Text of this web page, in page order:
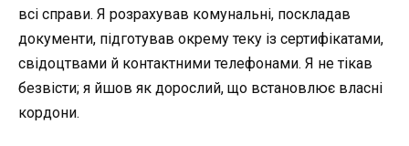
всі справи. Я розрахував комунальні, поскладав
документи, підготував окрему теку із сертифікатами,
свідоцтвами й контактними телефонами. Я не тікав
безвісти; я йшов як дорослий, що встановлює власні
кордони.